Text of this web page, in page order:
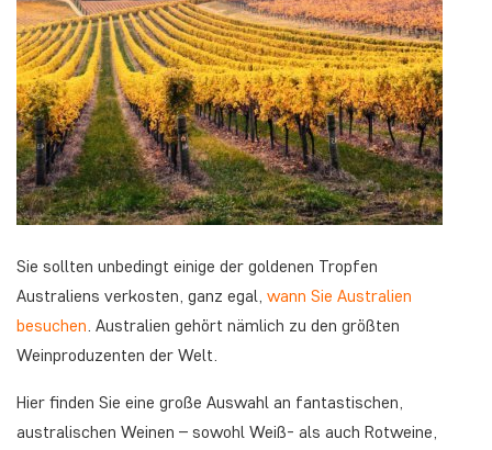
Sie sollten unbedingt einige der goldenen Tropfen
Australiens verkosten, ganz egal, wann Sie Australien
besuchen. Australien gehört nämlich zu den größten
Weinproduzenten der Welt.
Hier finden Sie eine große Auswahl an fantastischen,
australischen Weinen – sowohl Weiß- als auch Rotweine,